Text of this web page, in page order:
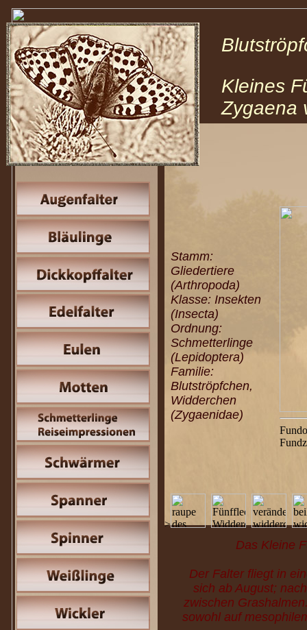
>
Kleines
Zygaena
Stamm:
Gliedertiere
(Arthropoda)
Klasse: Insekten
(Insecta)
Ordnung:
Schmetterlinge
(Lepidoptera)
Familie:
Blutströpfchen,
Widderchen
(Zygaenidae)
Das Kleine
Der Falter fliegt in
sich ab August;
zwischen
sowohl auf